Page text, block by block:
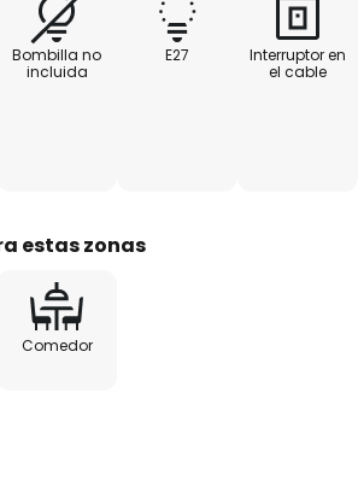
Bombilla no
incluida
E27
Interruptor en
el cable
estas zonas
Comedor